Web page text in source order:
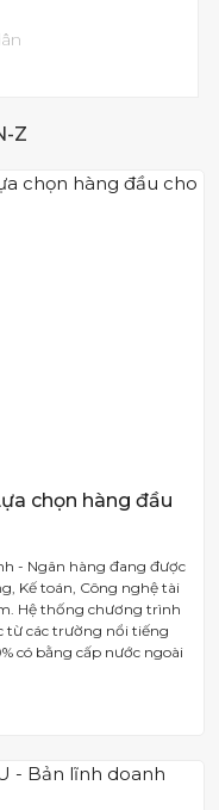
Z
chọn hàng đầu
- Ngân hàng đang được
Kế toán, Công nghệ tài
Hệ thống chương trình
từ các trường nổi tiếng
có bằng cấp nước ngoài